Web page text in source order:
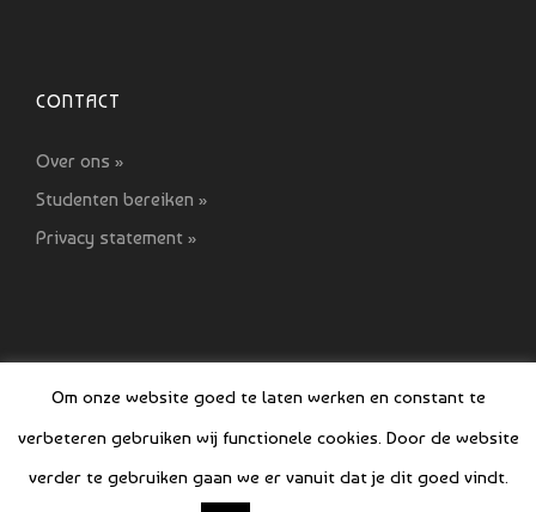
CONTACT
Over ons »
Studenten bereiken »
Privacy statement »
© COPYRIGHT SI GIDS 2021-2022
Om onze website goed te laten werken en constant te
verbeteren gebruiken wij functionele cookies. Door de website
verder te gebruiken gaan we er vanuit dat je dit goed vindt.